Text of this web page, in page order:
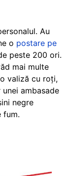
Au
o postare pe
peste 200 ori.
mai multe
valiză cu roți,
ambasade
negre
fum.